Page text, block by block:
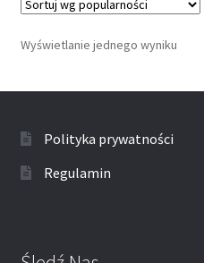
Wyświetlanie jednego wyniku
Polityka prywatności
Regulamin